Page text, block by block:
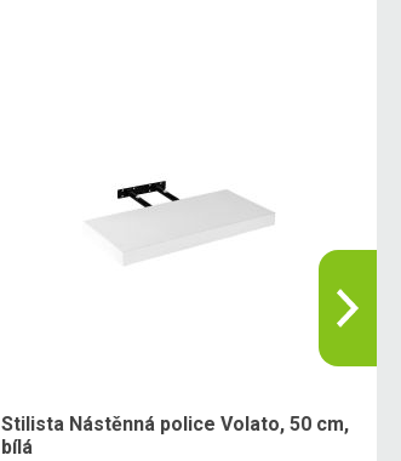
Stilista Nástěnná police Volato, 50 cm,
bílá